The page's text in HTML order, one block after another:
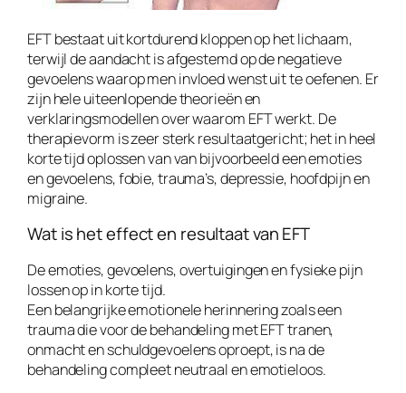
EFT bestaat uit kortdurend kloppen op het lichaam,
terwijl de aandacht is afgestemd op de negatieve
gevoelens waarop men invloed wenst uit te oefenen. Er
zijn hele uiteenlopende theorieën en
verklaringsmodellen over waarom EFT werkt. De
therapievorm is zeer sterk resultaatgericht; het in heel
korte tijd oplossen van van bijvoorbeeld een emoties
en gevoelens, fobie, trauma’s, depressie, hoofdpijn en
migraine.
Wat is het effect en resultaat van EFT
De emoties, gevoelens, overtuigingen en fysieke pijn
lossen op in korte tijd.
Een belangrijke emotionele herinnering zoals een
trauma die voor de behandeling met EFT tranen,
onmacht en schuldgevoelens oproept, is na de
behandeling compleet neutraal en emotieloos.